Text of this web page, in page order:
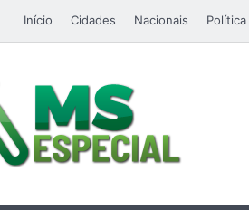
Início Cidades Nacionais Política